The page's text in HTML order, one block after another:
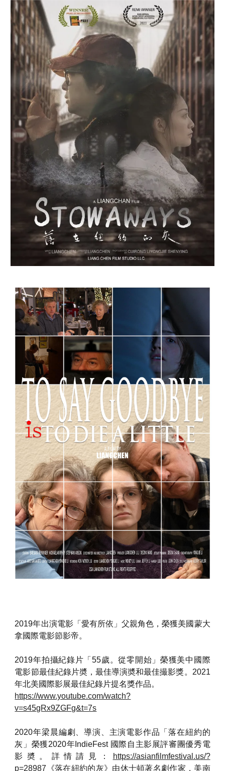
2019年出演電影「愛有所依」父親角色，榮獲美國蒙大
拿國際電影節影帝。
2019年拍攝紀錄片「55歲。從零開始」榮獲美中國際
電影節最佳紀錄片奬，最佳導演奬和最佳撮影獎。2021
年北美國際影展最佳紀錄片提名獎作品。
https://www.youtube.com/watch?
v=s45gRx9ZGFg&t=7s
2020年梁晨編劇、導演、主演電影作品「落在紐約的
灰」榮獲2020年IndieFest 國際自主影展評審團優秀電
影奬。詳情請見：
https://asianfilmfestival.us/?
p=28987 《落在紐約的灰》由休士頓著名劇作家，美南